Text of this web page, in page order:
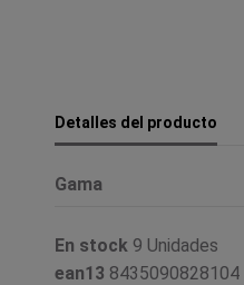
Detalles del producto
Gama
En stock 9 Unidades
ean13 8435090828104